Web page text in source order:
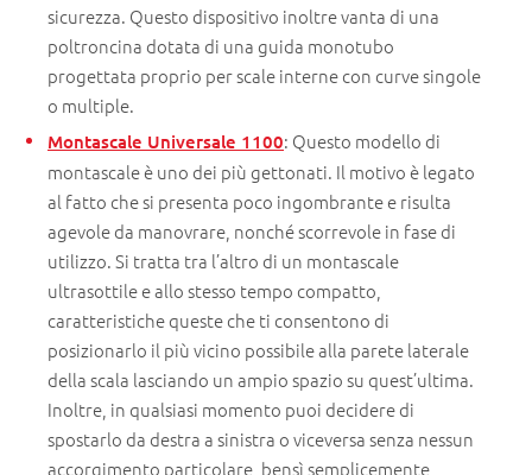
sicurezza. Questo dispositivo inoltre vanta di una
poltroncina dotata di una guida monotubo
progettata proprio per scale interne con curve singole
o multiple.
Montascale Universale 1100: Questo modello di
montascale è uno dei più gettonati. Il motivo è legato
al fatto che si presenta poco ingombrante e risulta
agevole da manovrare, nonché scorrevole in fase di
utilizzo. Si tratta tra l’altro di un montascale
ultrasottile e allo stesso tempo compatto,
caratteristiche queste che ti consentono di
posizionarlo il più vicino possibile alla parete laterale
della scala lasciando un ampio spazio su quest’ultima.
Inoltre, in qualsiasi momento puoi decidere di
spostarlo da destra a sinistra o viceversa senza nessun
accorgimento particolare, bensì semplicemente